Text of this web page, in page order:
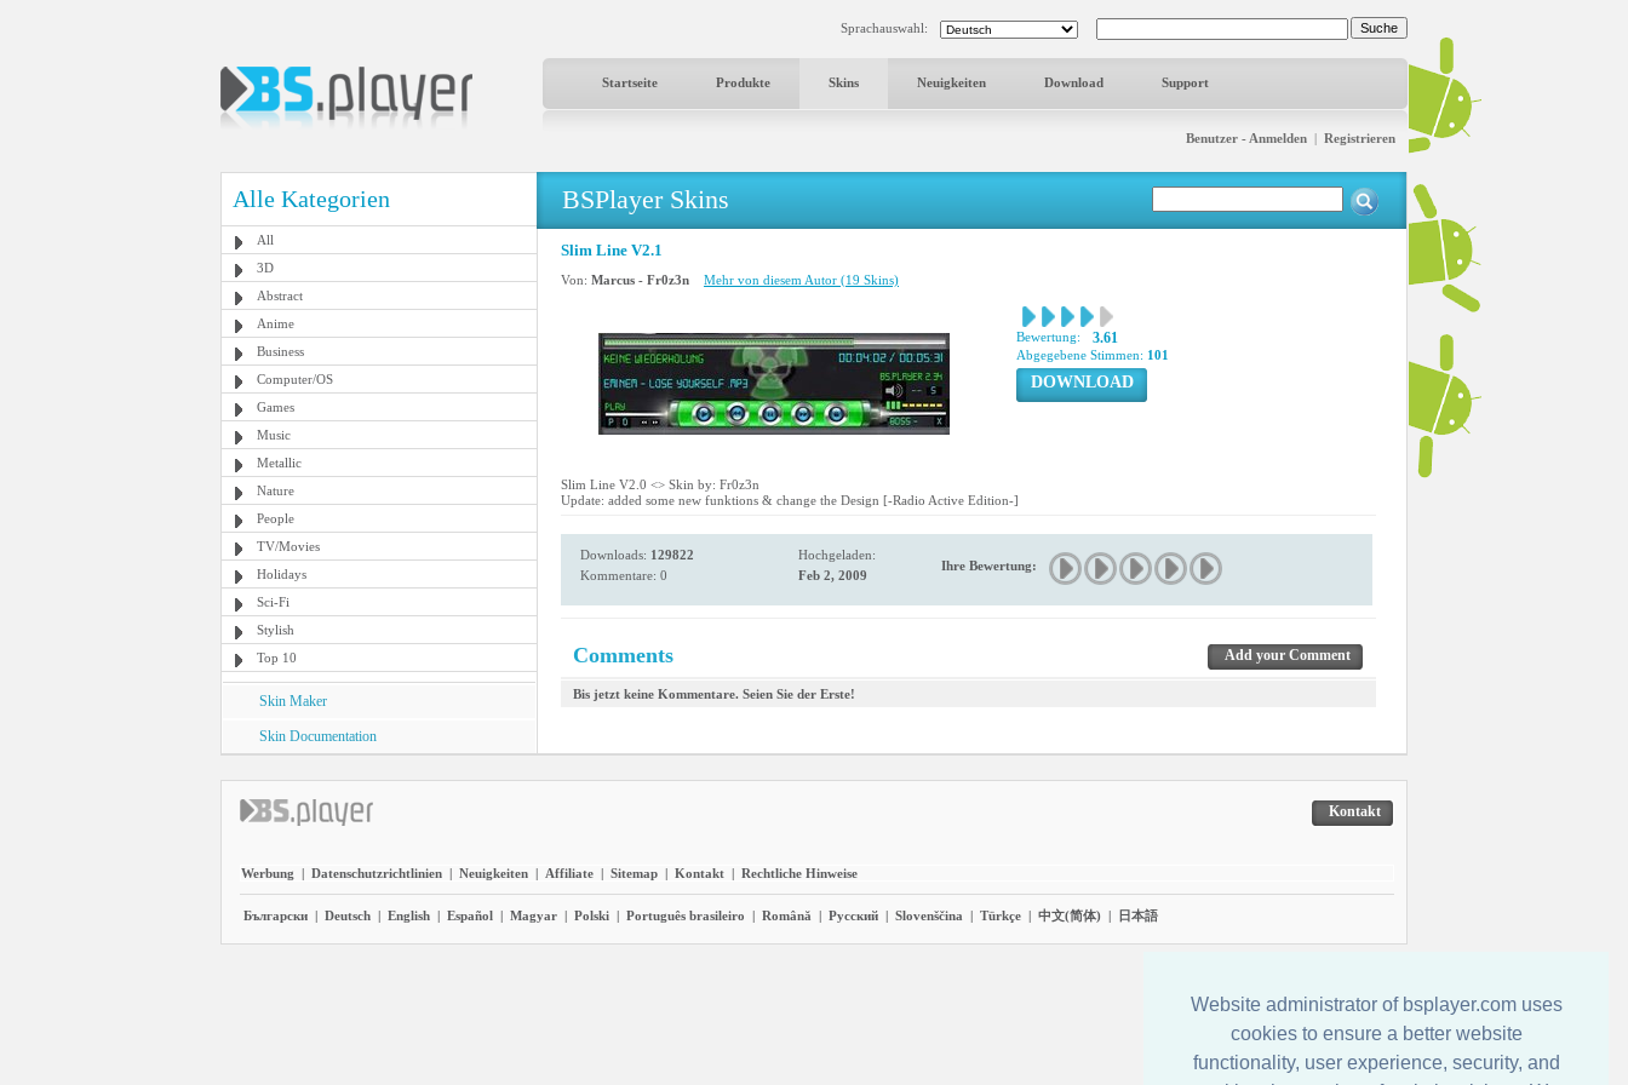
Website administrator of bsplayer.com uses
cookies to ensure a better website
functionality, user experience, security, and
Sprachauswahl:
Startseite Produkte Skins Neuigkeiten Download Support
Benutzer - Anmelden | Registrieren
Alle Kategorien
All
3D
Abstract
Anime
Business
Computer/OS
Games
Music
Metallic
Nature
People
TV/Movies
Holidays
Sci-Fi
Stylish
Top 10
Skin Maker
Skin Documentation
BSPlayer Skins
Slim Line V2.1
Von: Marcus - Fr0z3n Mehr von diesem Autor (19 Skins)
Bewertung: 3.61
Abgegebene Stimmen: 101
DOWNLOAD
Slim Line V2.0 <> Skin by: Fr0z3n
Update: added some new funktions & change the Design [-Radio Active Edition-]
Downloads: 129822
Kommentare: 0
Hochgeladen:
Feb 2, 2009
Ihre Bewertung:
Comments Add your Comment
Bis jetzt keine Kommentare. Seien Sie der Erste!
Kontakt
Werbung | Datenschutzrichtlinien | Neuigkeiten | Affiliate | Sitemap | Kontakt | Rechtliche Hinweise
Български | Deutsch | English | Español | Magyar | Polski | Português brasileiro | Română | Pyccĸий | Slovenščina | Türkçe | 中文(简体) | 日本語